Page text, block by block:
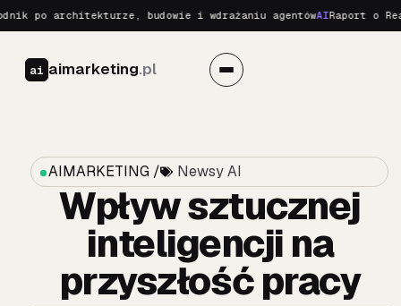
po architekturze, budowie i wdrażaniu agentówAIRaport o
ai aimarketing.pl
AIMARKETING / Newsy AI
Wpływ sztucznej
inteligencji na
przyszłość pracy